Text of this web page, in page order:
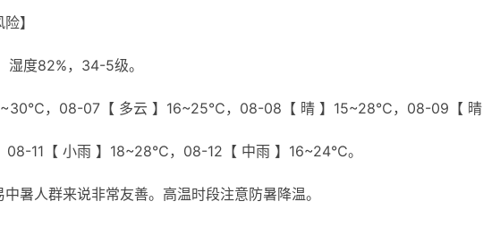
】
度82%，34-5级。
，08-07【 多云 】16~25℃，08-08【 晴 】15~28℃，08-09【 晴
11【 小雨 】18~28℃，08-12【 中雨 】16~24℃。
暑人群来说非常友善。高温时段注意防暑降温。